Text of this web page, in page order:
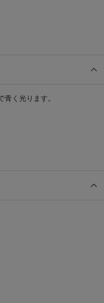
く光ります。